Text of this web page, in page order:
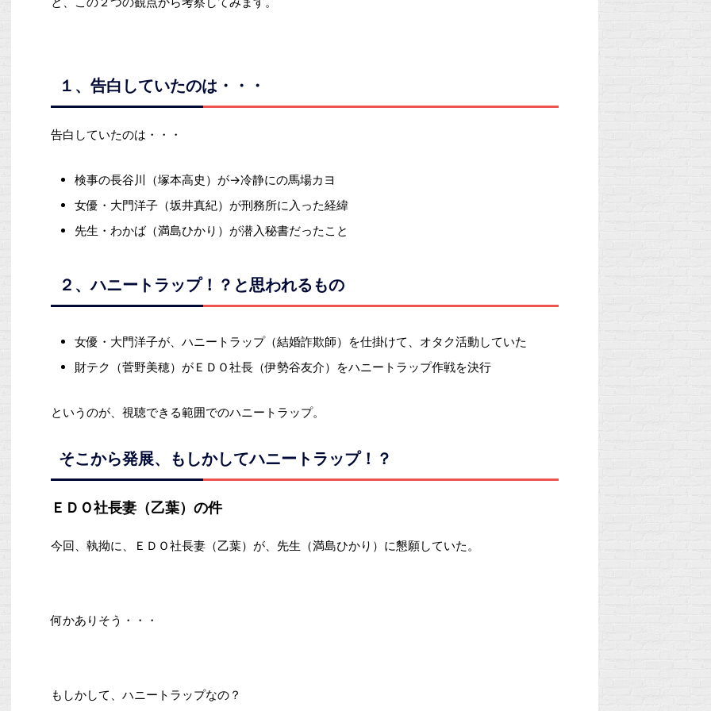
１、告白していたのは・・・
告白していたのは・・・
検事の長谷川（塚本高史）が→冷静にの馬場カヨ
女優・大門洋子（坂井真紀）が刑務所に入った経緯
先生・わかば（満島ひかり）が潜入秘書だったこと
２、ハニートラップ！？と思われるもの
女優・大門洋子が、ハニートラップ（結婚詐欺師）を仕掛けて、オタク活動していた
財テク（菅野美穂）がＥＤＯ社長（伊勢谷友介）をハニートラップ作戦を決行
というのが、視聴できる範囲でのハニートラップ。
そこから発展、もしかしてハニートラップ！？
ＥＤＯ社長妻（乙葉）の件
今回、執拗に、ＥＤＯ社長妻（乙葉）が、先生（満島ひかり）に懇願していた。
何かありそう・・・
もしかして、ハニートラップなの？